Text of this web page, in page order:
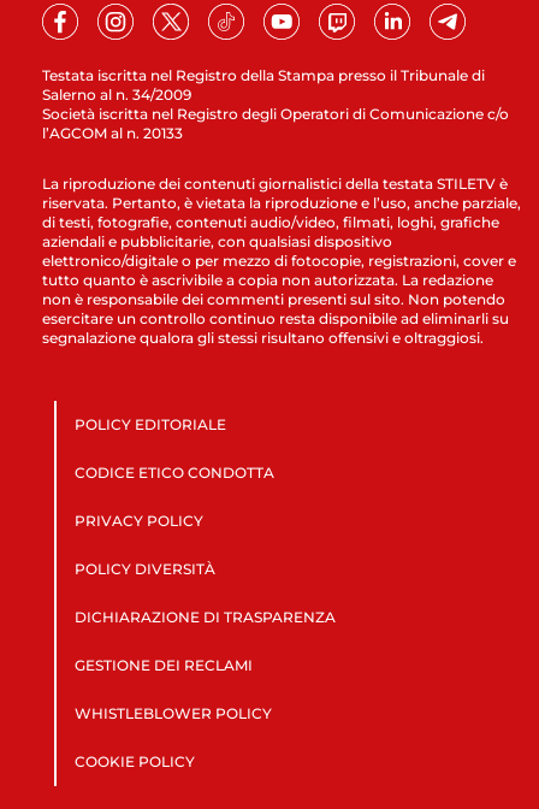
Testata iscritta nel Registro della Stampa presso il Tribunale di
Salerno al n. 34/2009
Società iscritta nel Registro degli Operatori di Comunicazione c/o
l’AGCOM al n. 20133
La riproduzione dei contenuti giornalistici della testata STILETV è
riservata. Pertanto, è vietata la riproduzione e l’uso, anche parziale,
di testi, fotografie, contenuti audio/video, filmati, loghi, grafiche
aziendali e pubblicitarie, con qualsiasi dispositivo
elettronico/digitale o per mezzo di fotocopie, registrazioni, cover e
tutto quanto è ascrivibile a copia non autorizzata. La redazione
non è responsabile dei commenti presenti sul sito. Non potendo
esercitare un controllo continuo resta disponibile ad eliminarli su
segnalazione qualora gli stessi risultano offensivi e oltraggiosi.
POLICY EDITORIALE
CODICE ETICO CONDOTTA
PRIVACY POLICY
POLICY DIVERSITÀ
DICHIARAZIONE DI TRASPARENZA
GESTIONE DEI RECLAMI
WHISTLEBLOWER POLICY
COOKIE POLICY